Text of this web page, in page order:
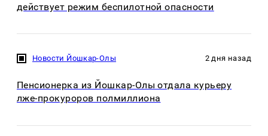
действует режим беспилотной опасности
Новости Йошкар-Олы 2 дня назад
Пенсионерка из Йошкар-Олы отдала курьеру
лже-прокуроров полмиллиона